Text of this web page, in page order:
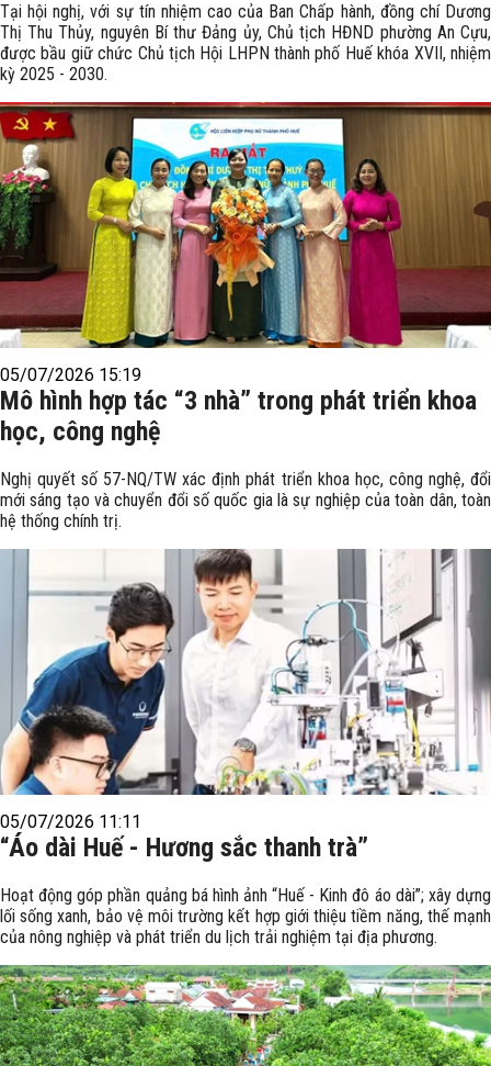
Tại hội nghị, với sự tín nhiệm cao của Ban Chấp hành, đồng chí Dương
Thị Thu Thủy, nguyên Bí thư Đảng ủy, Chủ tịch HĐND phường An Cựu,
được bầu giữ chức Chủ tịch Hội LHPN thành phố Huế khóa XVII, nhiệm
kỳ 2025 - 2030.
05/07/2026 15:19
Mô hình hợp tác “3 nhà” trong phát triển khoa
học, công nghệ
Nghị quyết số 57-NQ/TW xác định phát triển khoa học, công nghệ, đổi
mới sáng tạo và chuyển đổi số quốc gia là sự nghiệp của toàn dân, toàn
hệ thống chính trị.
05/07/2026 11:11
“Áo dài Huế - Hương sắc thanh trà”
Hoạt động góp phần quảng bá hình ảnh “Huế - Kinh đô áo dài”; xây dựng
lối sống xanh, bảo vệ môi trường kết hợp giới thiệu tiềm năng, thế mạnh
của nông nghiệp và phát triển du lịch trải nghiệm tại địa phương.